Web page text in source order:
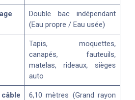
Double bac indépendant
(Eau propre / Eau usée)
Tapis, moquettes,
canapés, fauteuils,
matelas, rideaux, sièges
auto
6,10 mètres (Grand rayon